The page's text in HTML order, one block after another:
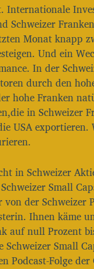
Internationale
Schweizer
Monat knapp
Und ein
In der
durch den
hohe Franken
in Schweizer
USA exportieren.
in Schweizer
Small
von der Schweizer
Ihnen käme
auf null Prozent
Small
Podcast-Folge der